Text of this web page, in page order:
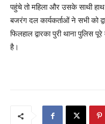
पहुंचे तो महिला और उसके साथी
बजरंग दल कार्यकर्ताओं ने सभी को
फिलहाल द्वारका पुरी थाना पुलिस
है।